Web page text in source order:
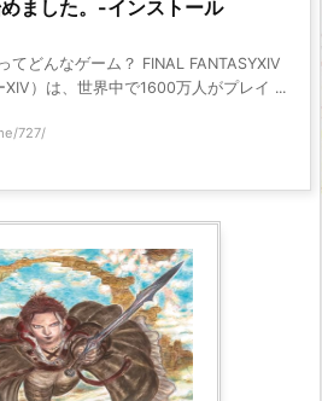
ました。-インストール
てどんなゲーム？ FINAL FANTASYXIV
XIV）は、世界中で1600万人がプレイ ...
727/